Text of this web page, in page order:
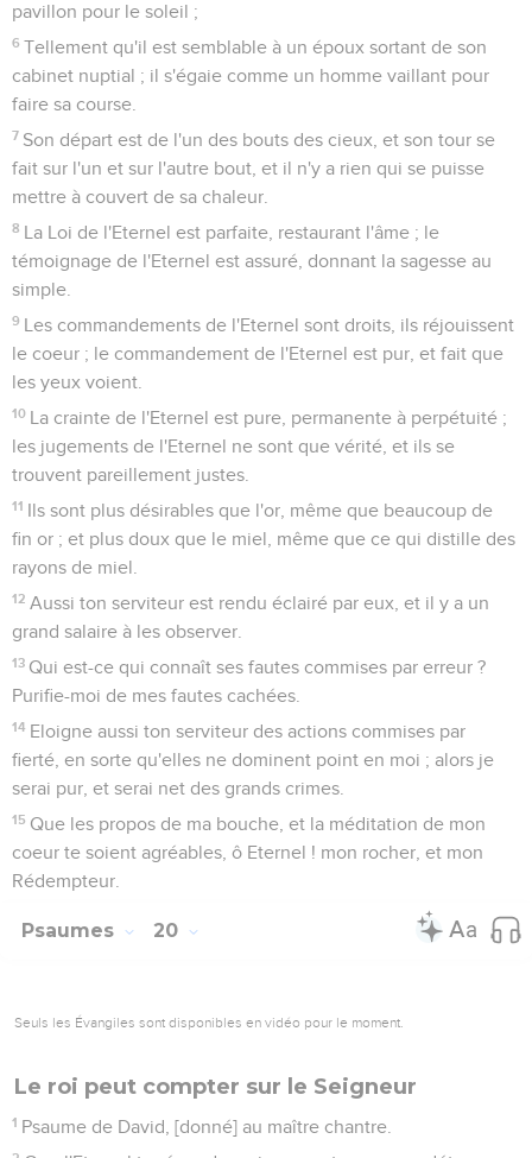
pavillon pour le soleil ;
6 Tellement qu'il est semblable à un époux sortant de son
cabinet nuptial ; il s'égaie comme un homme vaillant pour
faire sa course.
7 Son départ est de l'un des bouts des cieux, et son tour se
fait sur l'un et sur l'autre bout, et il n'y a rien qui se puisse
mettre à couvert de sa chaleur.
8 La Loi de l'Eternel est parfaite, restaurant l'âme ; le
témoignage de l'Eternel est assuré, donnant la sagesse au
simple.
9 Les commandements de l'Eternel sont droits, ils réjouissent
le coeur ; le commandement de l'Eternel est pur, et fait que
les yeux voient.
10 La crainte de l'Eternel est pure, permanente à perpétuité ;
les jugements de l'Eternel ne sont que vérité, et ils se
trouvent pareillement justes.
11 Ils sont plus désirables que l'or, même que beaucoup de
fin or ; et plus doux que le miel, même que ce qui distille des
rayons de miel.
12 Aussi ton serviteur est rendu éclairé par eux, et il y a un
grand salaire à les observer.
13 Qui est-ce qui connaît ses fautes commises par erreur ?
Purifie-moi de mes fautes cachées.
14 Eloigne aussi ton serviteur des actions commises par
fierté, en sorte qu'elles ne dominent point en moi ; alors je
serai pur, et serai net des grands crimes.
15 Que les propos de ma bouche, et la méditation de mon
coeur te soient agréables, ô Eternel ! mon rocher, et mon
Rédempteur.
Psaumes 20
Seuls les Évangiles sont disponibles en vidéo pour le moment.
Le roi peut compter sur le Seigneur
1 Psaume de David, [donné] au maître chantre.